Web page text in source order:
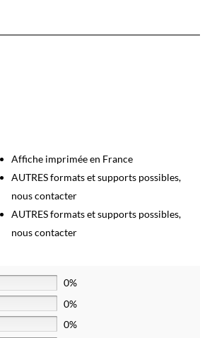
Affiche imprimée en France
AUTRES formats et supports possibles,
nous contacter
AUTRES formats et supports possibles,
nous contacter
0%
0%
0%